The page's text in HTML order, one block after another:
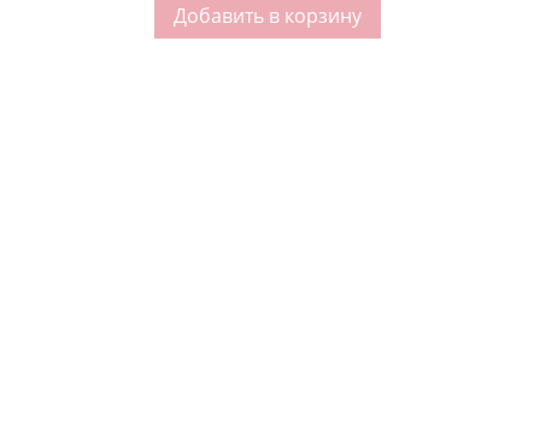
Добавить в корзину